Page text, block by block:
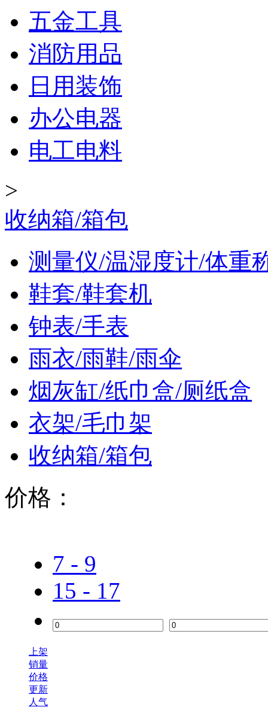
五金工具
消防用品
日用装饰
办公电器
电工电料
>
收纳箱/箱包
测量仪/温湿度计/体重
鞋套/鞋套机
钟表/手表
雨衣/雨鞋/雨伞
烟灰缸/纸巾盒/厕纸盒
衣架/毛巾架
收纳箱/箱包
价格：
7 - 9
15 - 17
上架
销量
价格
更新
人气